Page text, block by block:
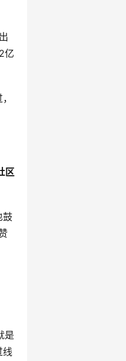
亿
区
鼓
是
线